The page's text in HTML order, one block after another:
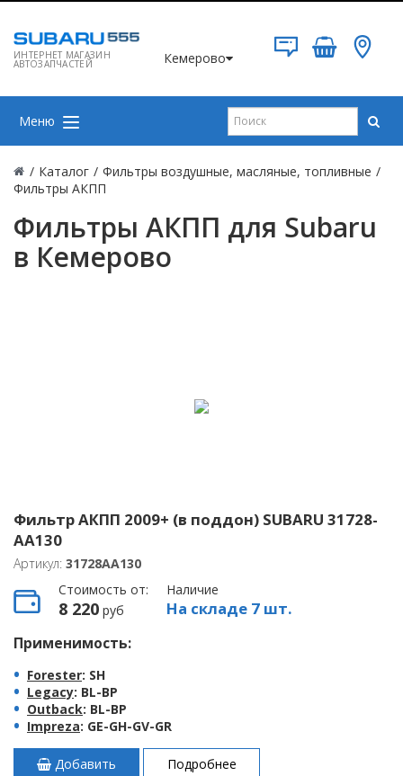
ИНТЕРНЕТ МАГАЗИН
АВТОЗАПЧАСТЕЙ Кемерово
Меню
/ Каталог / Фильтры воздушные, масляные, топливные /
Фильтры АКПП
Фильтры АКПП для Subaru
в Кемерово
Фильтр АКПП 2009+ (в поддон) SUBARU 31728-
AA130
Артикул: 31728AA130
Стоимость от:
8 220 руб
Наличие
На складе 7 шт.
Применимость:
Forester: SH
Legacy: BL-BP
Outback: BL-BP
Impreza: GE-GH-GV-GR
Добавить Подробнее